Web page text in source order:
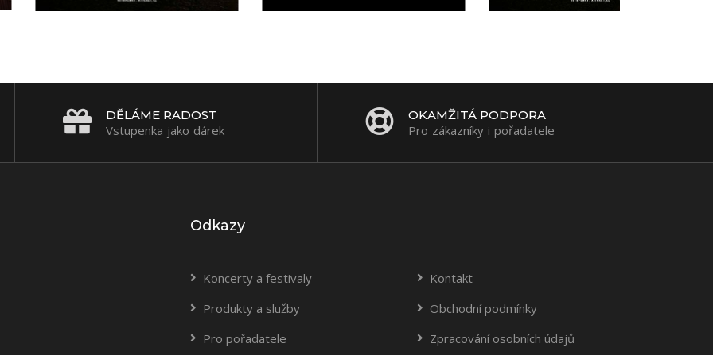
DĚLÁME RADOST
Vstupenka jako dárek
OKAMŽITÁ PODPORA
Pro zákazníky i pořadatele
Odkazy
Koncerty a festivaly
Produkty a služby
Pro pořadatele
Kontakt
Obchodní podmínky
Zpracování osobních údajů